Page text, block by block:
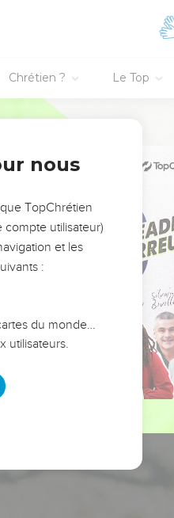
Chrétien ? Le Top
nous
TopChrétien
utilisateur)
et les
:
du monde…
utilisateurs.